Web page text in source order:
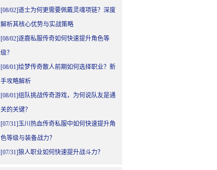
[08/02]道士为何更需要佩戴灵魂项链？深度
解析其核心优势与实战策略
[08/02]逐鹿私服传奇如何快速提升角色等
级？
[08/01]绘梦传奇散人前期如何选择职业？新
手攻略解析
[08/01]组队挑战传奇游戏，为何说队友是通
关的关键？
[07/31]玉川热血传奇私服中如何快速提升角
色等级与装备战力？
[07/31]狼人职业如何快速提升战斗力？